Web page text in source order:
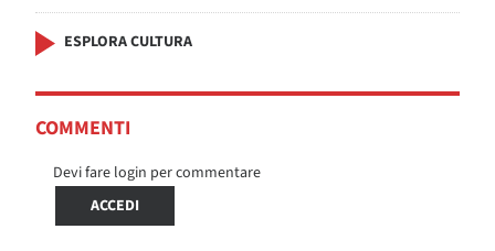
ESPLORA CULTURA
COMMENTI
Devi fare login per commentare
ACCEDI